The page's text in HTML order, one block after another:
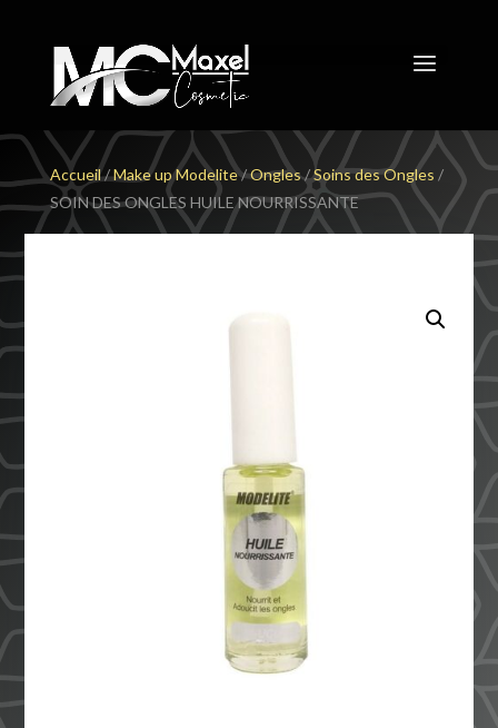
Accueil/Make up Modelite/Ongles/Soins des Ongles /
SOIN DES ONGLES HUILE NOURRISSANTE